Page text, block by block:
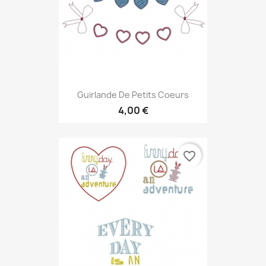
Guirlande De Petits Coeurs
4,00 €
favorite_border